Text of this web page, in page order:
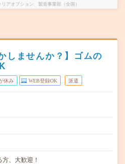
アオプション 製造事業部（全国）
しませんか？】ゴムの
休み WEB登録OK 派遣
、大歓迎！